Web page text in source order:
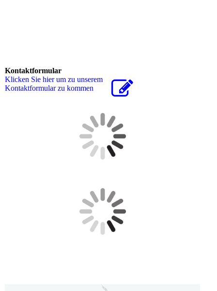
Kontaktformular
Klicken Sie hier um zu unserem
Kon­takt­for­mu­lar zu kommen